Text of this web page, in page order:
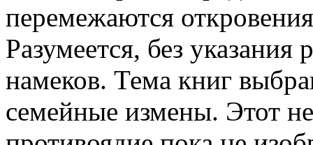
перемежаются
Разумеется, без
намеков. Тема книг
семейные измены. Этот